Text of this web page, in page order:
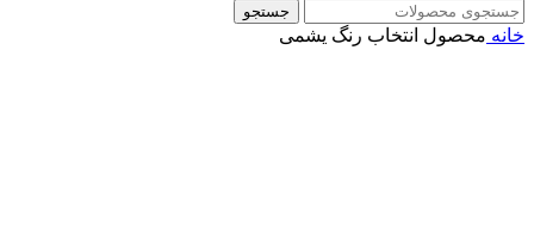
جستجو
خانه محصول انتخاب رنگ یشمی